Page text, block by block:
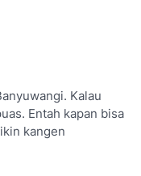
Kalau
Entah kapan bisa
kangen